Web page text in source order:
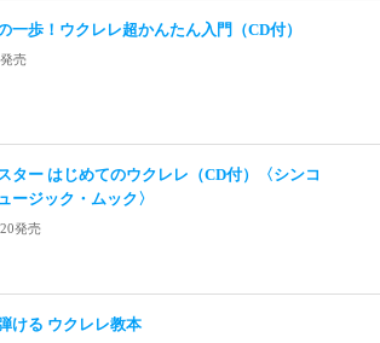
一歩！ウクレレ超かんたん入門（CD付）
売
ター はじめてのウクレレ（CD付）〈シンコ
ージック・ムック〉
発売
ける ウクレレ教本